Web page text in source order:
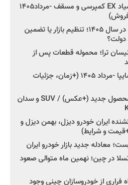
شروع فروش اقساطی زامیاد EX کمپرسی و مسقف -مرداد۱۴۰۵
راز واردات ۷۵ هزار خودرو در سال ۱۴۰۵؛ تنظیم بازار یا تضمین
ترا؛ محموله قطعات پس از
شروع فروش کوییک S سایپا -مرداد ۱۴۰۵ (+زمان، جزئیات
کرمان موتور به دنبال ۲ محصول جدید (+عکس) / SUV و سدان
ایران خودرو دیزل، بهمن دیزل و
معادله جدید بازار خودرو ایران
تسلا در چین؛ نهمین ماه متوالی صعود
فراری از خودروسازان چینی وجود